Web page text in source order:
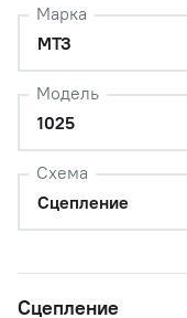
Марка
МТЗ
Модель
1025
Схема
Сцепление
Сцепление